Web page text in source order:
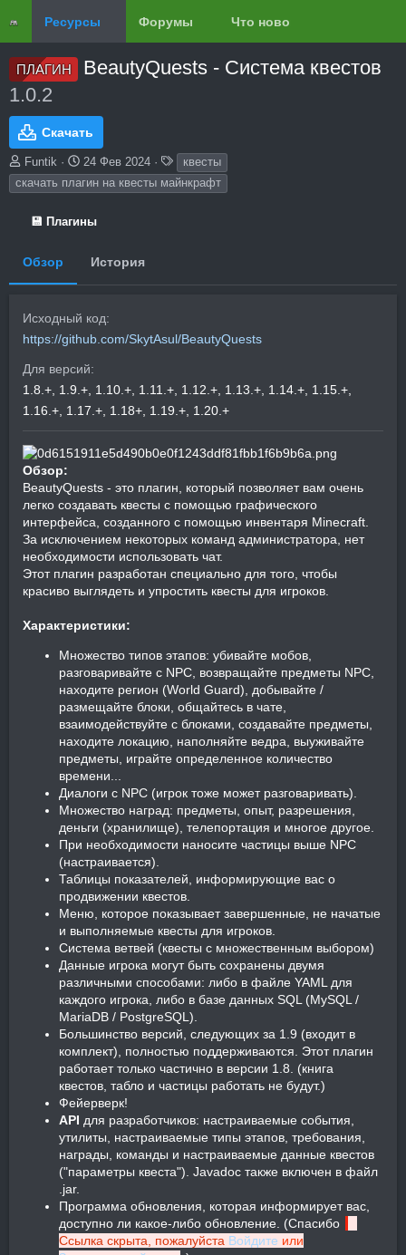
Ресурсы Форумы Что нового?
ПЛАГИН
BeautyQuests - Система квестов
1.0.2
Скачать
А
в
т
Funtik
Д
а
т
с
а
и
я
24 Фев 2024
е
г
квесты
скачать плагин на квесты майнкрафт
💾 Плагины
Обзор История
Исходный код
https://github.com/SkytAsul/BeautyQuests
Для версий
1.8.+ 1.9.+ 1.10.+ 1.11.+ 1.12.+ 1.13.+ 1.14.+ 1.15.+
1.16.+ 1.17.+ 1.18+ 1.19.+ 1.20.+
Обзор:
BeautyQuests - это плагин, который позволяет вам очень
легко создавать квесты с помощью графического
интерфейса, созданного с помощью инвентаря Minecraft.
За исключением некоторых команд администратора, нет
необходимости использовать чат.
Этот плагин разработан специально для того, чтобы
красиво выглядеть и упростить квесты для игроков.
Характеристики:
Множество типов этапов: убивайте мобов,
разговаривайте с NPC, возвращайте предметы NPC,
находите регион (World Guard), добывайте /
размещайте блоки, общайтесь в чате,
взаимодействуйте с блоками, создавайте предметы,
находите локацию, наполняйте ведра, выуживайте
предметы, играйте определенное количество
времени...
Диалоги с NPC (игрок тоже может разговаривать).
Множество наград: предметы, опыт, разрешения,
деньги (хранилище), телепортация и многое другое.
При необходимости наносите частицы выше NPC
(настраивается).
Таблицы показателей, информирующие вас о
продвижении квестов.
Меню, которое показывает завершенные, не начатые
и выполняемые квесты для игроков.
Система ветвей (квесты с множественным выбором)
Данные игрока могут быть сохранены двумя
различными способами: либо в файле YAML для
каждого игрока, либо в базе данных SQL (MySQL /
MariaDB / PostgreSQL).
Большинство версий, следующих за 1.9 (входит в
комплект), полностью поддерживаются. Этот плагин
работает только частично в версии 1.8. (книга
квестов, табло и частицы работать не будут.)
Фейерверк!
API для разработчиков: настраиваемые события,
утилиты, настраиваемые типы этапов, требования,
награды, команды и настраиваемые данные квестов
("параметры квеста"). Javadoc также включен в файл
.jar.
Программа обновления, которая информирует вас,
доступно ли какое-либо обновление. (Спасибо
Ссылка скрыта, пожалуйста Войдите или